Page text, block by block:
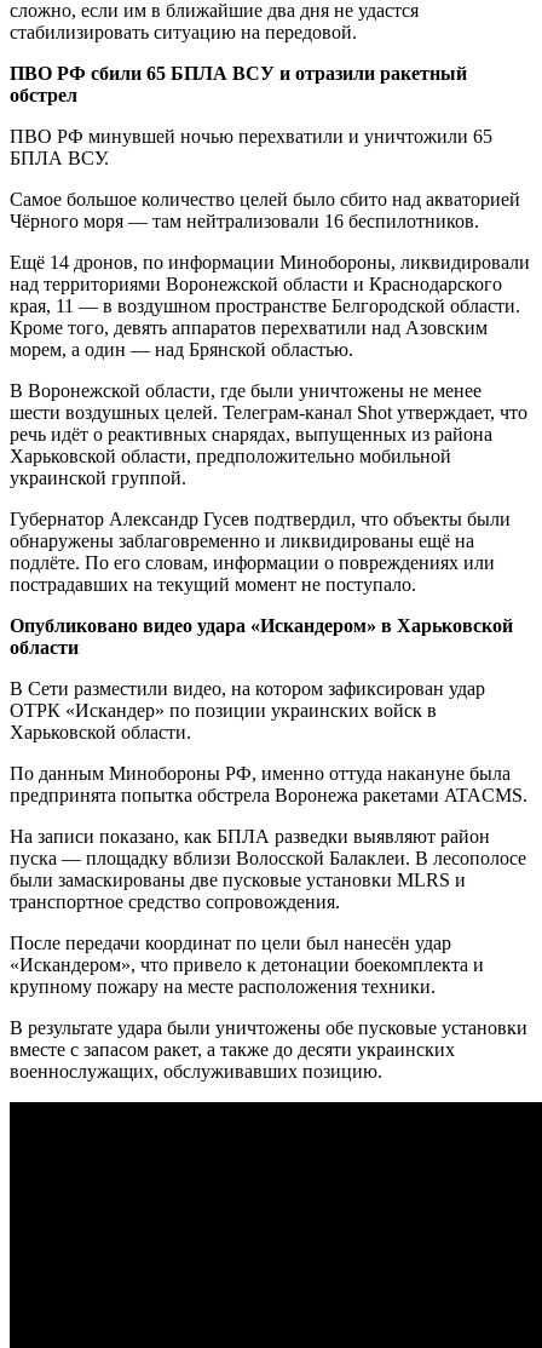
сложно, если им в ближайшие два дня не удастся
стабилизировать ситуацию на передовой.
ПВО РФ сбили 65 БПЛА ВСУ и отразили ракетный
обстрел
ПВО РФ минувшей ночью перехватили и уничтожили 65
БПЛА ВСУ.
Самое большое количество целей было сбито над акваторией
Чёрного моря — там нейтрализовали 16 беспилотников.
Ещё 14 дронов, по информации Минобороны, ликвидировали
над территориями Воронежской области и Краснодарского
края, 11 — в воздушном пространстве Белгородской области.
Кроме того, девять аппаратов перехватили над Азовским
морем, а один — над Брянской областью.
В Воронежской области, где были уничтожены не менее
шести воздушных целей. Телеграм-канал Shot утверждает, что
речь идёт о реактивных снарядах, выпущенных из района
Харьковской области, предположительно мобильной
украинской группой.
Губернатор Александр Гусев подтвердил, что объекты были
обнаружены заблаговременно и ликвидированы ещё на
подлёте. По его словам, информации о повреждениях или
пострадавших на текущий момент не поступало.
Опубликовано видео удара «Искандером» в Харьковской
области
В Сети разместили видео, на котором зафиксирован удар
ОТРК «Искандер» по позиции украинских войск в
Харьковской области.
По данным Минобороны РФ, именно оттуда накануне была
предпринята попытка обстрела Воронежа ракетами ATACMS.
На записи показано, как БПЛА разведки выявляют район
пуска — площадку вблизи Волосской Балаклеи. В лесополосе
были замаскированы две пусковые установки MLRS и
транспортное средство сопровождения.
После передачи координат по цели был нанесён удар
«Искандером», что привело к детонации боекомплекта и
крупному пожару на месте расположения техники.
В результате удара были уничтожены обе пусковые установки
вместе с запасом ракет, а также до десяти украинских
военнослужащих, обслуживавших позицию.